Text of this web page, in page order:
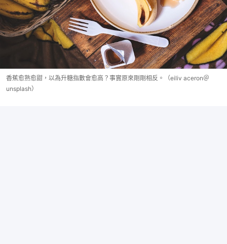
香蕉愈熟愈甜，以為升糖指數會愈高？事實原來剛剛相反。（eiliv aceron＠
unsplash）